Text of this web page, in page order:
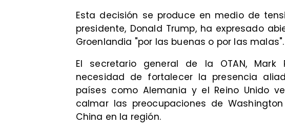
Esta decisión se produce en medio de
presidente, Donald Trump, ha expresado
Groenlandia "por las buenas o por las malas".
El secretario general de la OTAN,
necesidad de fortalecer la presencia
países como Alemania y el Reino Unido
calmar las preocupaciones de
China en la región.